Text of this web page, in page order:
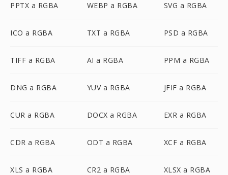
PPTX a RGBA WEBP a RGBA SVG a RGBA
ICO a RGBA TXT a RGBA PSD a RGBA
TIFF a RGBA AI a RGBA PPM a RGBA
DNG a RGBA YUV a RGBA JFIF a RGBA
CUR a RGBA DOCX a RGBA EXR a RGBA
CDR a RGBA ODT a RGBA XCF a RGBA
XLS a RGBA CR2 a RGBA XLSX a RGBA